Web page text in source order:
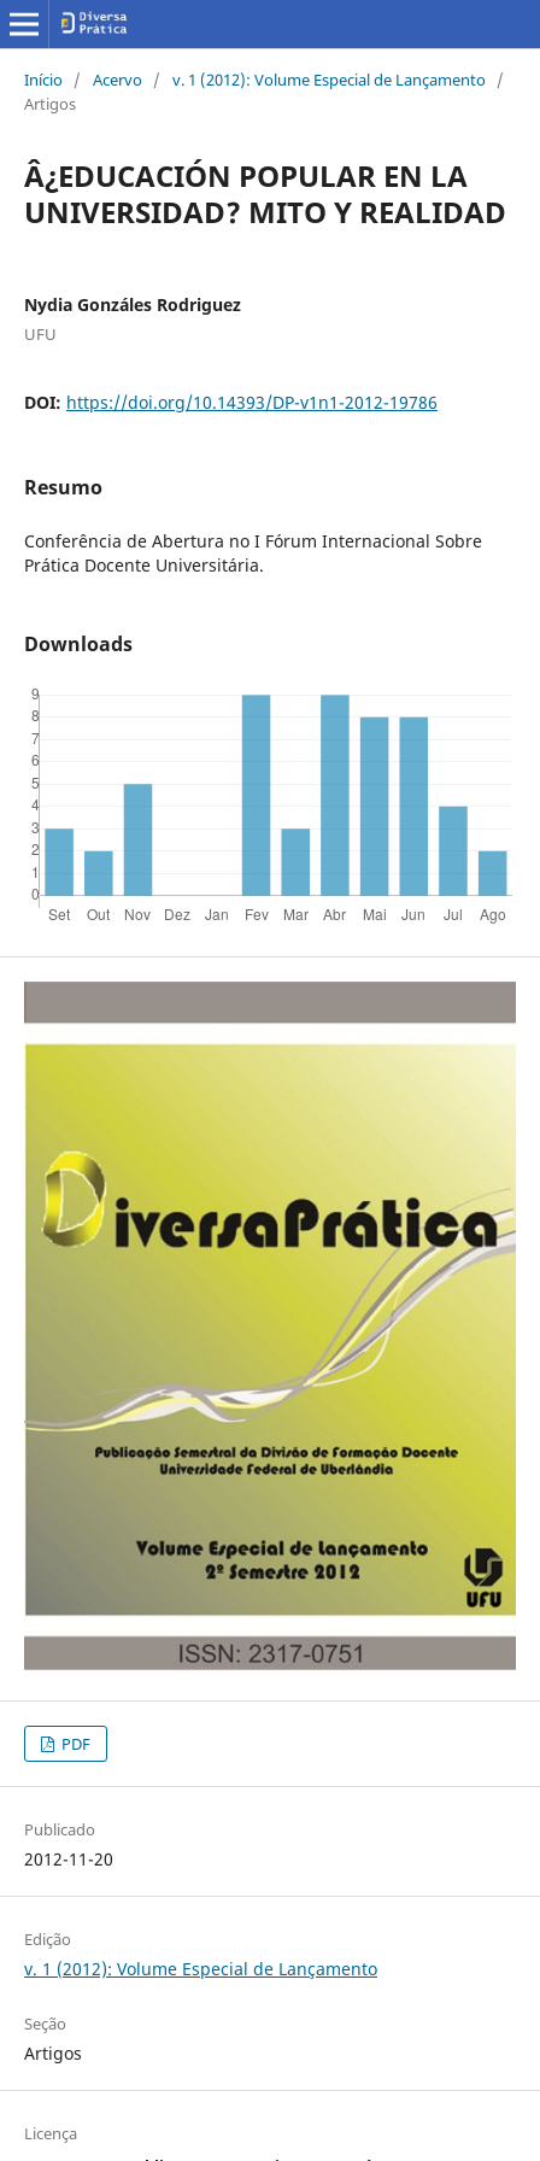
Início / Acervo / v. 1 (2012): Volume Especial de Lançamento /
Artigos
Â¿EDUCACIÓN POPULAR EN LA
UNIVERSIDAD? MITO Y REALIDAD
Nydia Gonzáles Rodriguez
UFU
DOI: https://doi.org/10.14393/DP-v1n1-2012-19786
Resumo
Conferência de Abertura no I Fórum Internacional Sobre
Prática Docente Universitária.
Downloads
PDF
Publicado
2012-11-20
Edição
v. 1 (2012): Volume Especial de Lançamento
Seção
Artigos
Licença